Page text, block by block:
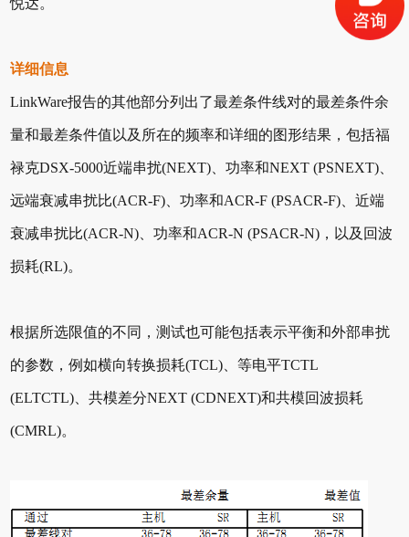
详细信息
LinkWare报告的其他部分列出了最差条件线对的最差条件余
量和最差条件值以及所在的频率和详细的图形结果，包括福
禄克DSX-5000近端串扰(NEXT)、功率和NEXT (PSNEXT)、
远端衰减串扰比(ACR-F)、功率和ACR-F (PSACR-F)、近端
衰减串扰比(ACR-N)、功率和ACR-N (PSACR-N)，以及回波
损耗(RL)。
根据所选限值的不同，测试也可能包括表示平衡和外部串扰
的参数，例如横向转换损耗(TCL)、等电平TCTL
(ELTCTL)、共模差分NEXT (CDNEXT)和共模回波损耗
(CMRL)。